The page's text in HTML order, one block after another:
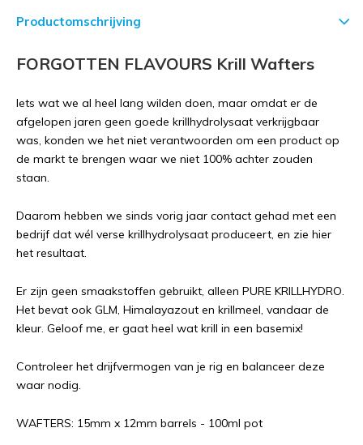
Productomschrijving
FORGOTTEN FLAVOURS Krill Wafters
Iets wat we al heel lang wilden doen, maar omdat er de
afgelopen jaren geen goede krillhydrolysaat verkrijgbaar
was, konden we het niet verantwoorden om een ​​product op
de markt te brengen waar we niet 100% achter zouden
staan.
Daarom hebben we sinds vorig jaar contact gehad met een
bedrijf dat wél verse krillhydrolysaat produceert, en zie hier
het resultaat.
Er zijn geen smaakstoffen gebruikt, alleen PURE KRILLHYDRO.
Het bevat ook GLM, Himalayazout en krillmeel, vandaar de
kleur. Geloof me, er gaat heel wat krill in een basemix!
Controleer het drijfvermogen van je rig en balanceer deze
waar nodig.
WAFTERS: 15mm x 12mm barrels - 100ml pot